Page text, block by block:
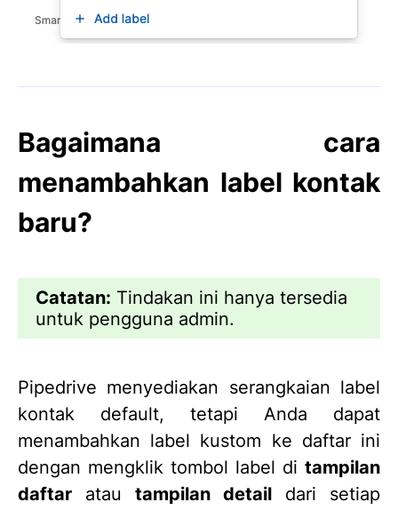
Bagaimana cara
menambahkan label kontak
baru?
Catatan: Tindakan ini hanya tersedia
untuk pengguna admin.
Pipedrive menyediakan serangkaian label
kontak default, tetapi Anda dapat
menambahkan label kustom ke daftar ini
dengan mengklik tombol label di tampilan
daftar atau tampilan detail dari setiap